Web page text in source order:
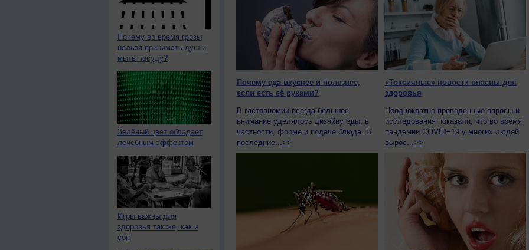
Почему во время грозы
нельзя принимать душ и
мыть посуду?
Зелёный цвет обладает
лечебным эффектом
Игры важны для
здоровья так же, как и
сон
Почему еда вкуснее и полезнее,
если есть её руками?
В гастрономии всегда большое
внимание уделялось дизайну еды, в
частности, форме и подаче блюда. В
последние...>>
«Токсичные» новости опасны для
здоровья
Неоднократно проведенные опросы и
исследования показали, что во время
пандемии COVID−19 у многих людей
вырос...>>